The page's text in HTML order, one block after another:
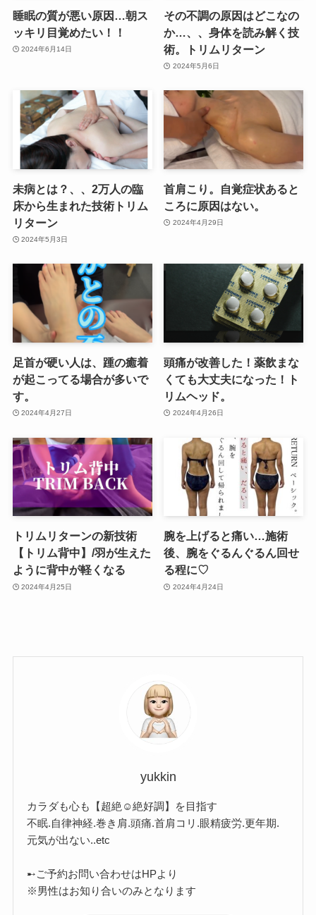
睡眠の質が悪い原因…朝ス
ッキリ目覚めたい！！
2024年6月14日
その不調の原因はどこなの
か…、、身体を読み解く技
術。トリムリターン
2024年5月6日
未病とは？、、2万人の臨
床から生まれた技術トリム
リターン
2024年5月3日
首肩こり。自覚症状あると
ころに原因はない。
2024年4月29日
足首が硬い人は、踵の癒着
が起こってる場合が多いで
す。
2024年4月27日
頭痛が改善した！薬飲まな
くても大丈夫になった！ト
リムヘッド。
2024年4月26日
トリムリターンの新技術
【トリム背中】/羽が生えた
ように背中が軽くなる
2024年4月25日
腕を上げると痛い…施術
後、腕をぐるんぐるん回せ
る程に♡
2024年4月24日
yukkin
カラダも心も【超絶☺︎絶好調】を目指す
不眠.自律神経.巻き肩.頭痛.首肩コリ.眼精疲労.更年期.
元気が出ない..etc
➸ご予約お問い合わせはHPより
※男性はお知り合いのみとなります